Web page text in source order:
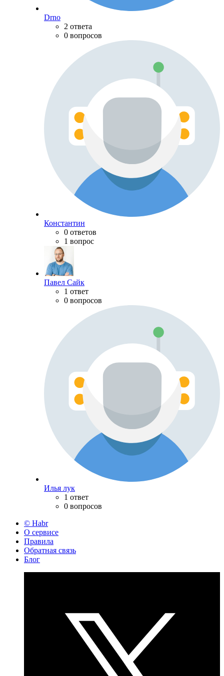
Drno
2 ответа
0 вопросов
Константин
0 ответов
1 вопрос
Павел Сайк
1 ответ
0 вопросов
Илья лук
1 ответ
0 вопросов
© Habr
О сервисе
Правила
Обратная связь
Блог